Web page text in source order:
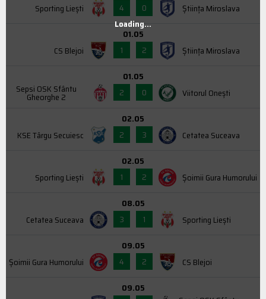
Sporting Liești
4
0 Știința Miroslava
CS Blejoi
01.05
1
2 Știința Miroslava
Sepsi OSK Sfântu
Gheorghe 2
01.05
2
0 Viitorul Onești
KSE Târgu Secuiesc
02.05
2
3 Cetatea Suceava
Sporting Liești
02.05
1
2 Şoimii Gura Humorului
Cetatea Suceava
08.05
3
1 Sporting Liești
Şoimii Gura Humorului
09.05
4
2 CS Blejoi
09.05
Loading...